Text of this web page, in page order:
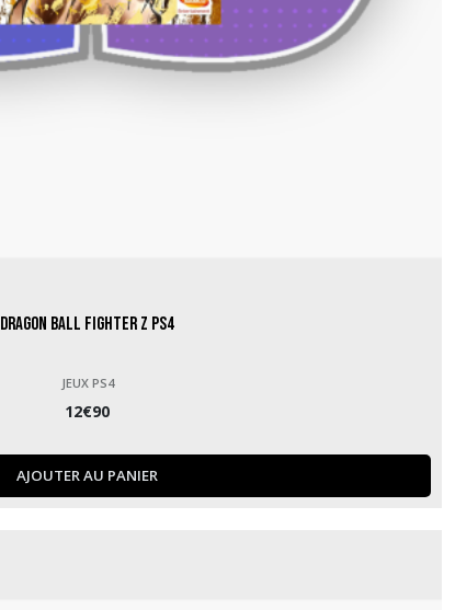
Dragon Ball Fighter Z PS4
JEUX PS4
12€90
AJOUTER AU PANIER